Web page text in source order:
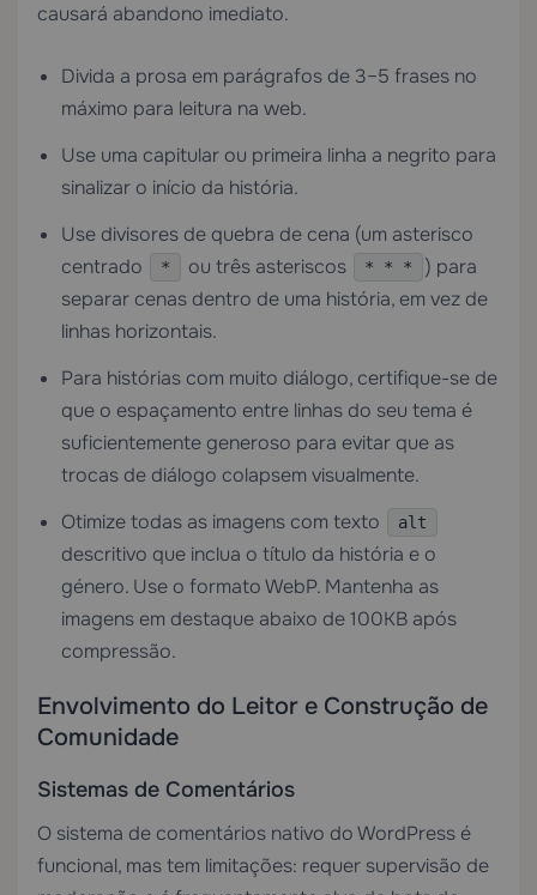
causará abandono imediato.
Divida a prosa em parágrafos de 3–5 frases no
máximo para leitura na web.
Use uma capitular ou primeira linha a negrito para
sinalizar o início da história.
Use divisores de quebra de cena (um asterisco
centrado
* ou três asteriscos * * *
) para
separar cenas dentro de uma história, em vez de
linhas horizontais.
Para histórias com muito diálogo, certifique-se de
que o espaçamento entre linhas do seu tema é
suficientemente generoso para evitar que as
trocas de diálogo colapsem visualmente.
Otimize todas as imagens com texto
alt
descritivo que inclua o título da história e o
género. Use o formato WebP. Mantenha as
imagens em destaque abaixo de 100KB após
compressão.
Envolvimento do Leitor e Construção de
Comunidade
Sistemas de Comentários
O sistema de comentários nativo do WordPress é
funcional, mas tem limitações: requer supervisão de